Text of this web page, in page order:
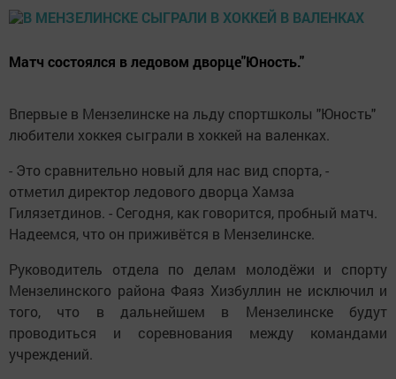
Матч состоялся в ледовом дворце"Юность."
Впервые в Мензелинске на льду спортшколы "Юность"
любители хоккея сыграли в хоккей на валенках.
- Это сравнительно новый для нас вид спорта, -
отметил директор ледового дворца Хамза
Гилязетдинов. - Сегодня, как говорится, пробный матч.
Надеемся, что он приживётся в Мензелинске.
Руководитель отдела по делам молодёжи и спорту
Мензелинского района Фаяз Хизбуллин не исключил и
того, что в дальнейшем в Мензелинске будут
проводиться и соревнования между командами
учреждений.